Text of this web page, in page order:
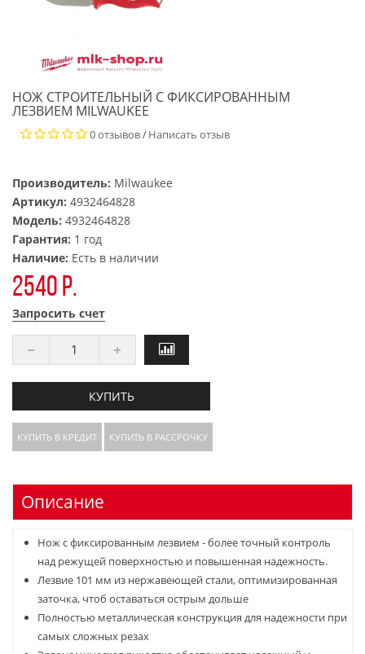
НОЖ СТРОИТЕЛЬНЫЙ С ФИКСИРОВАННЫМ
ЛЕЗВИЕМ MILWAUKEE
0 отзывов/ Написать отзыв
Производитель: Milwaukee
Артикул: 4932464828
Модель: 4932464828
Гарантия: 1 год
Наличие: Есть в наличии
2540 р.
Запросить счет
КУПИТЬ
КУПИТЬ В КРЕДИТ КУПИТЬ В РАССРОЧКУ
Описание
Нож с фиксированным лезвием - более точный контроль
над режущей поверхностью и повышенная надежность.
Лезвие 101 мм из нержавеющей стали, оптимизированная
заточка, чтоб оставаться острым дольше
Полностью металлическая конструкция для надежности при
самых сложных резах